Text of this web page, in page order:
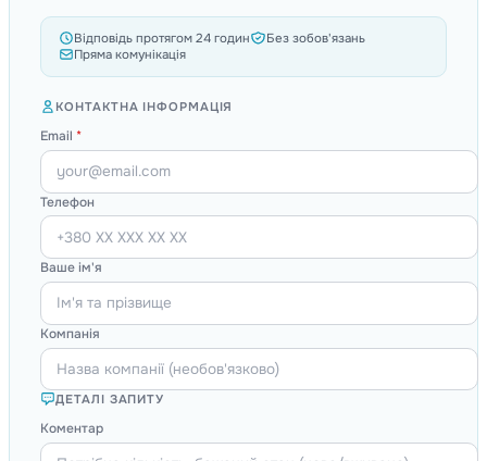
Відповідь протягом 24 годин
Без зобов'язань
Пряма комунікація
КОНТАКТНА ІНФОРМАЦІЯ
Email *
Телефон
Ваше ім'я
Компанія
ДЕТАЛІ ЗАПИТУ
Коментар